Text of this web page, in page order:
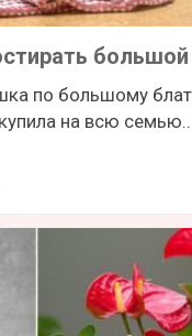
по большому
на всю